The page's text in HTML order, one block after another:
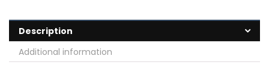
Description
Additional information